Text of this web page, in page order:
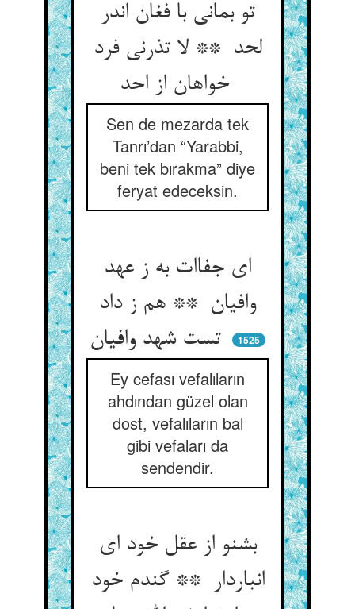
تو بمانی با فغان اندر
لحد ** لا تذرنی فرد
Sen de mezarda tek
Tanrı’dan “Yarabbi,
beni tek bırakma” diye
feryat edeceksin.
ای جفاات به ز عهد
وافیان ** هم ز داد
1525
Ey cefası vefalıların
ahdından güzel olan
dost, vefalıların bal
gibi vefaları da
sendendir.
بشنو از عقل خود ای
انباردار ** گندم خود